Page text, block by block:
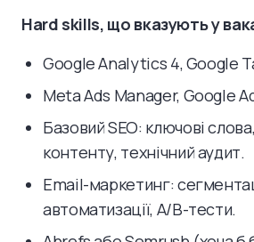
Hard skills, що вказують у
Google Analytics 4, Google
Meta Ads Manager, Google
Базовий SEO: ключові
контенту, технічний аудит.
Email-маркетинг:
автоматизації, A/B-тести.